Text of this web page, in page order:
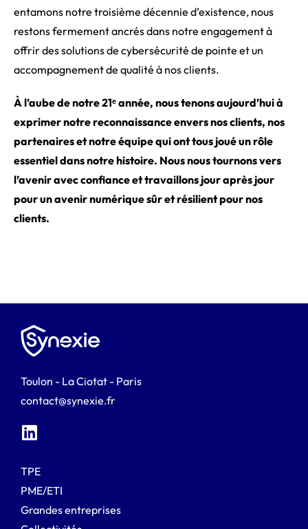
entamons notre troisième décennie d’existence, nous
restons fermement ancrés dans notre engagement à
offrir des solutions de cybersécurité de pointe et un
accompagnement de qualité à nos clients.
À l’aube de notre 21ᵉ année, nous tenons aujourd’hui à
exprimer notre reconnaissance envers nos clients, nos
partenaires et notre équipe qui ont tous joué un rôle
essentiel dans notre histoire. Nous nous tournons vers
l’avenir avec confiance et travaillons jour après jour
pour un avenir numérique sûr et résilient pour nos
clients.
Toulon - La Ciotat - Paris
contact@synexie.fr
TPE
PME/ETI
Grandes entreprises